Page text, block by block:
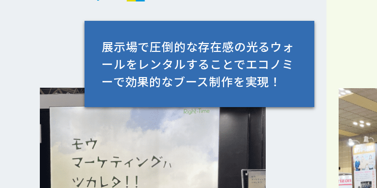
展示場で圧倒的な存在感の光るウォ
ールをレンタルすることでエコノミ
ーで効果的なブース制作を実現！